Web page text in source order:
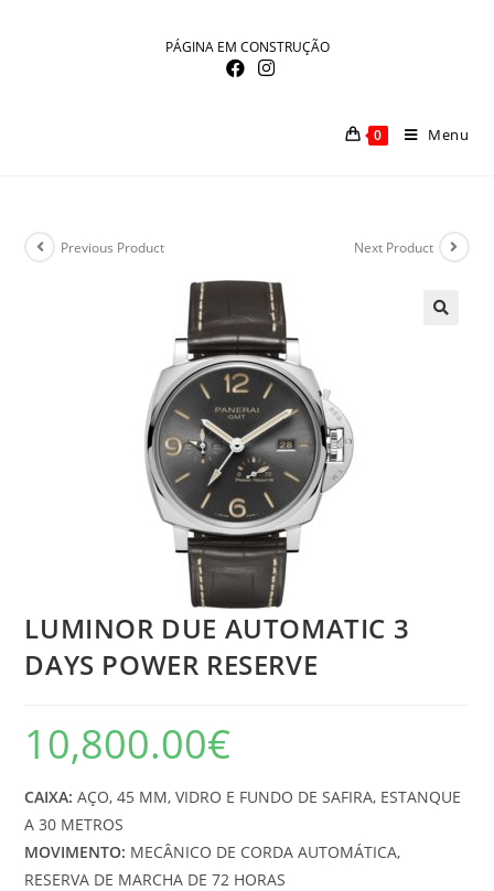
PÁGINA EM CONSTRUÇÃO
0 Menu
Previous Product Next Product
LUMINOR DUE AUTOMATIC 3
DAYS POWER RESERVE
10,800.00€
CAIXA: AÇO, 45 MM, VIDRO E FUNDO DE SAFIRA, ESTANQUE
A 30 METROS
MOVIMENTO: MECÂNICO DE CORDA AUTOMÁTICA,
RESERVA DE MARCHA DE 72 HORAS